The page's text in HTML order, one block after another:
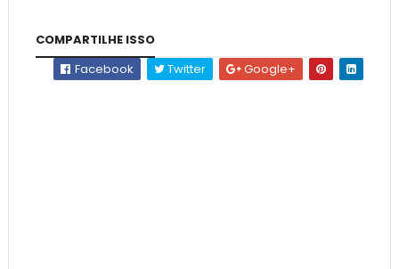
COMPARTILHE ISSO
Facebook
Twitter Google+